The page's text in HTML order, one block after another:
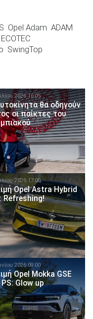
Opel Adam ADAM
SwingTop
2026 16:05
θα οδηγούν
οι παίκτες του
2026 17:00
Opel Astra Hybrid
Refreshing!
2026 09:00
Opel Mokka GSE
Glow up